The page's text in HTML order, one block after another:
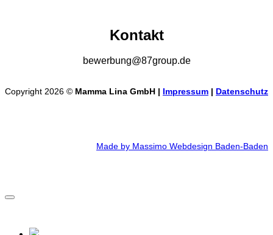
Kontakt
bewerbung@87group.de
Copyright 2026 © Mamma Lina GmbH | Impressum Datenschutz
Made by Massimo Webdesign Baden-Baden